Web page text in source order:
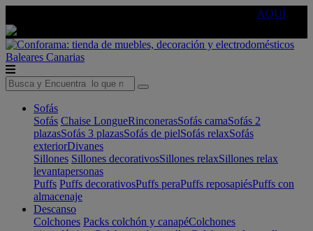
AQUÍ
Baleares Canarias
Sofás
Sofás Chaise LongueRinconerasSofás camaSofás 2
plazasSofás 3 plazasSofás de pielSofás relaxSofás
exteriorDivanes
Sillones Sillones decorativosSillones relaxSillones relax
levantapersonas
Puffs Puffs decorativosPuffs peraPuffs reposapiésPuffs con
almacenaje
Descanso
Colchones Packs colchón y canapéColchones